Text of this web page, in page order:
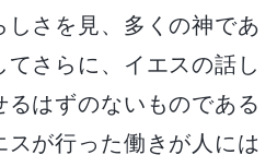
さを見、多くの神であ
さらに、イエスの話し
はずのないものである
が行った働きが人には